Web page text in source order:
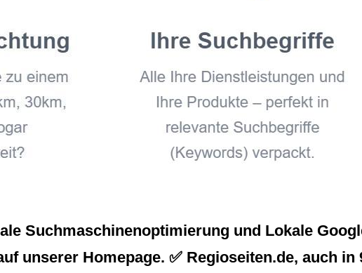
Suchmaschinenoptimierung und Lokale
unserer Homepage. ✅ Regioseiten.de, auch